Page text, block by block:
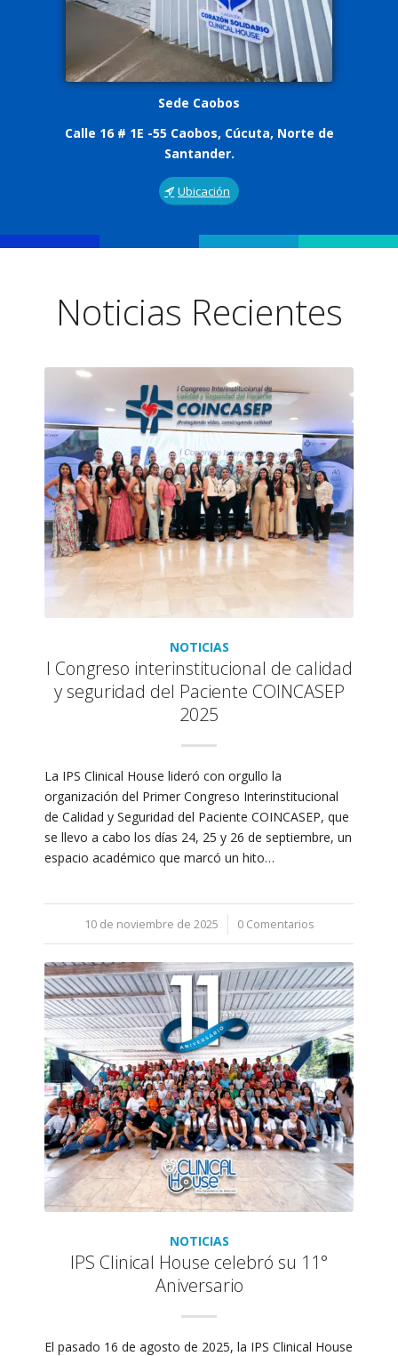
Sede Caobos
Calle 16 # 1E -55 Caobos, Cúcuta, Norte de
Santander.
Ubicación
Noticias Recientes
NOTICIAS
I Congreso interinstitucional de calidad
y seguridad del Paciente COINCASEP
2025
La IPS Clinical House lideró con orgullo la
organización del Primer Congreso Interinstitucional
de Calidad y Seguridad del Paciente COINCASEP, que
se llevo a cabo los días 24, 25 y 26 de septiembre, un
espacio académico que marcó un hito…
10 de noviembre de 2025
/ 0 Comentarios
NOTICIAS
IPS Clinical House celebró su 11°
Aniversario
El pasado 16 de agosto de 2025, la IPS Clinical House